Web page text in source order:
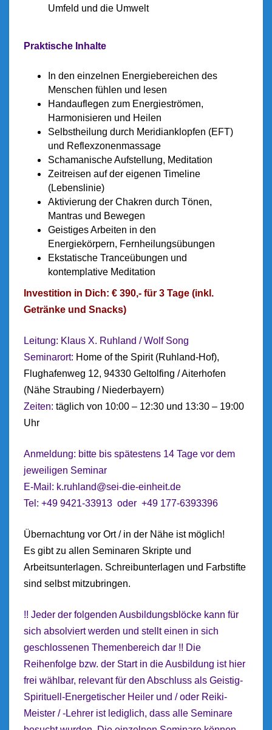
Umfeld und die Umwelt
Praktische Inhalte
In den einzelnen Energiebereichen des
Menschen fühlen und lesen
Handauflegen zum Energieströmen,
Harmonisieren und Heilen
Selbstheilung durch Meridianklopfen (EFT)
und Reflexzonenmassage
Schamanische Aufstellung, Meditation
Zeitreisen auf der eigenen Timeline
(Lebenslinie)
Aktivierung der Chakren durch Tönen,
Mantras und Bewegen
Geistiges Arbeiten in den
Energiekörpern, Fernheilungsübungen
Ekstatische Tranceübungen und
kontemplative Meditation
Investition in Dich: € 390,- für 3 Tage (inkl.
Getränke und Snacks)
Leitung: Klaus X. Ruhland / Wolf Song
Seminarort: Home of the Spirit (Ruhland-Hof),
Flughafenweg 12, 94330 Geltolfing / Aiterhofen
(Nähe Straubing / Niederbayern)
Zeiten: täglich von 10:00 – 12:30 und 13:30 – 19:00
Uhr
Anmeldung: bitte bis spätestens 14 Tage vor dem
jeweiligen Seminar
E-Mail: k.ruhland@sei-die-einheit.de
Tel: +49 9421-33913 oder +49 177-6393396
Übernachtung vor Ort / in der Nähe ist möglich!
Es gibt zu allen Seminaren Skripte und
Arbeitsunterlagen. Schreibunterlagen und Farbstifte
sind selbst mitzubringen.
!! Jeder der folgenden Ausbildungsblöcke kann für
sich absolviert werden und stellt einen in sich
geschlossenen Themenbereich dar !! Die
Reihenfolge bzw. der Start in die Ausbildung ist hier
frei wählbar, relevant für den Abschluss als Geistig-
Spirituell-Energetischer Heiler und / oder Reiki-
Meister / -Lehrer ist lediglich, dass alle Seminare